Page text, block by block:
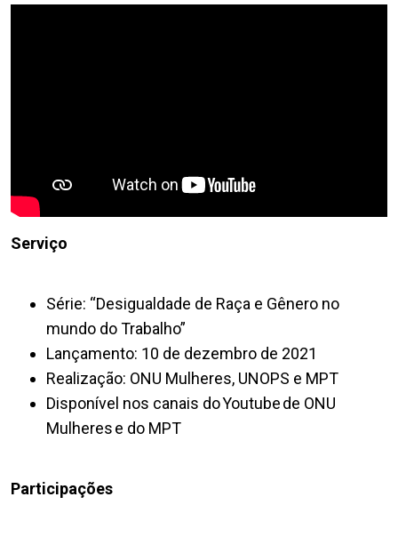
Serviço
Série: “Desigualdade de Raça e Gênero no
mundo do Trabalho”
Lançamento: 10 de dezembro de 2021
Realização: ONU Mulheres, UNOPS e MPT
Disponível nos canais do Youtube de ONU
Mulheres e do MPT
Participações